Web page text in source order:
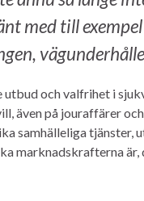
med till
utbud och valfrihet i
även på jouraffärer
samhälleliga
marknadskrafterna